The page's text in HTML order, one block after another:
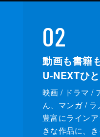
02
動画も書籍
U-NEXTひ
映画 / ドラマ /
ん、マンガ /
豊富にライン
きな作品に、き